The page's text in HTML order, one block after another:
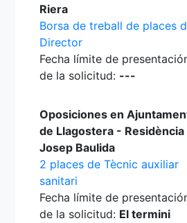
Riera
Borsa de treball de places
Director
Fecha límite de
de la solicitud: ---
Oposiciones en
de Llagostera - Residència
Josep Baulida
2 places de Tècnic auxiliar
sanitari
Fecha límite de
de la solicitud: El termini